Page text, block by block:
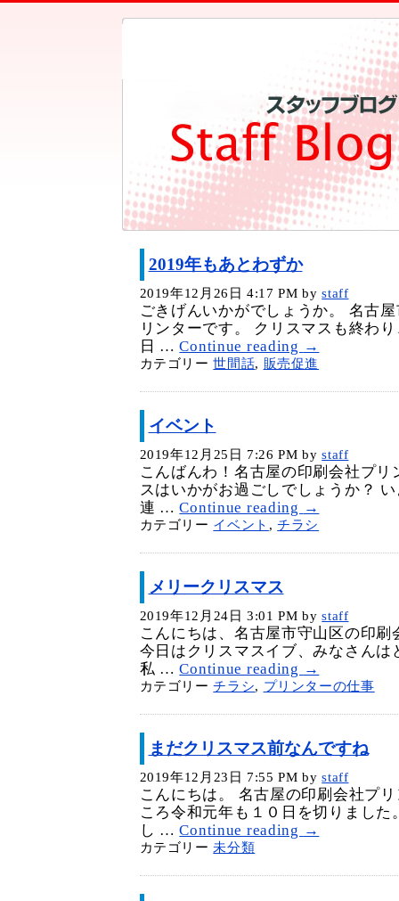
2019年もあとわずか
2019年12月26日 4:17 PM by staff
ごきげんいかがでしょうか。 名古
リンターです。 クリスマスも終わ
日 …Continue reading →
カテゴリー世間話, 販売促進
イベント
2019年12月25日 7:26 PM by staff
こんばんわ！名古屋の印刷会社プ
スはいかがお過ごしでしょうか？
連 …Continue reading →
カテゴリー イベント ,チラシ
メリークリスマス
2019年12月24日 3:01 PM by staff
こんにちは、名古屋市守山区の印
今日はクリスマスイブ、みなさんは
私 …Continue reading →
カテゴリーチラシ, プリンターの仕事
まだクリスマス前なんですね
2019年12月23日 7:55 PM by staff
こんにちは。 名古屋の印刷会社プ
ころ令和元年も１０日を切りまし
し …Continue reading →
カテゴリー未分類